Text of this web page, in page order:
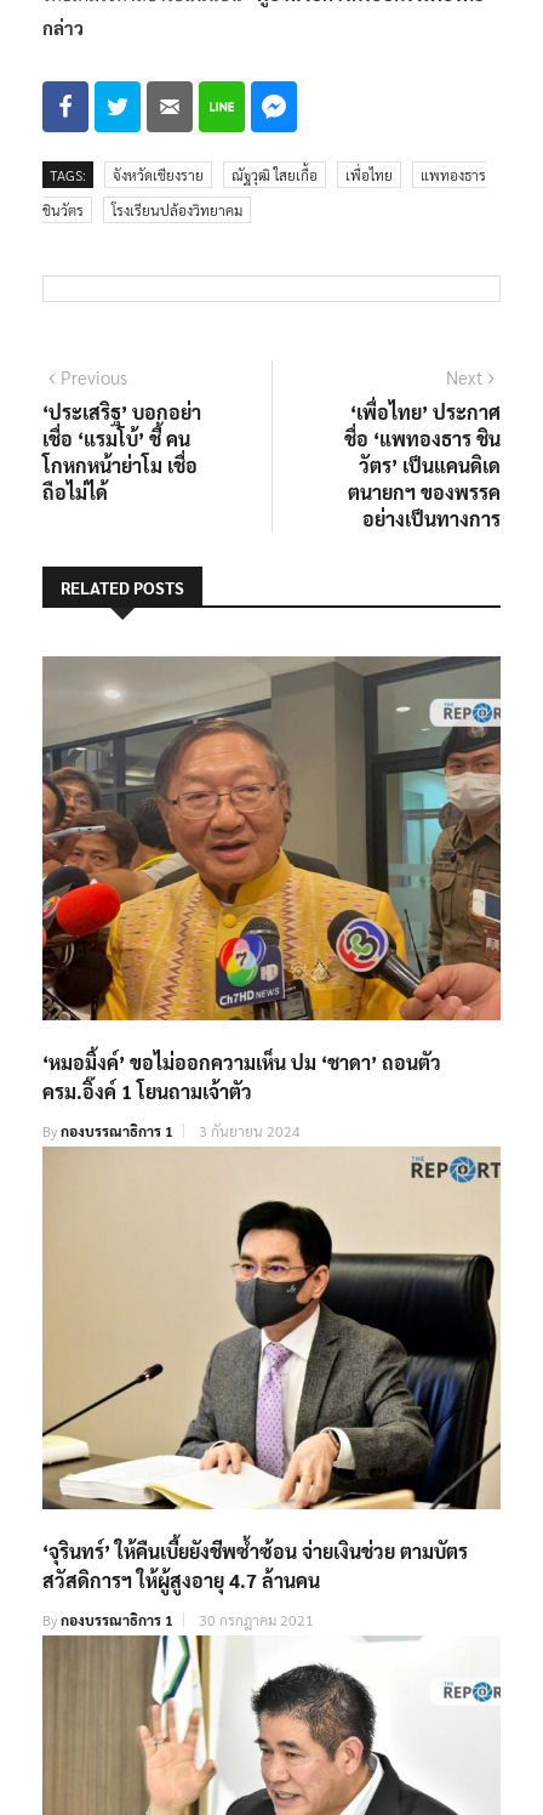
กล่าว
TAGS: จังหวัดเชียงราย ณัฐวุฒิ ใสยเกื้อ เพื่อไทย
แพทองธาร
ชินวัตร
โรงเรียนปล้องวิทยาคม
แนะแนว
เรื่อง
PreviousPrevious
post:
‘ประเสริฐ’ บอกอย่า
เชื่อ ‘แรมโบ้’ ชี้ คน
โกหกหน้าย่าโม เชื่อ
ถือไม่ได้
Next
post:
‘เพื่อไทย’ ประกาศ
ชื่อ ‘แพทองธาร ชิน
วัตร’ เป็นแคนดิเด
ตนายกฯ ของพรรค
อย่างเป็นทางการ
RELATED POSTS
‘หมอมิ้งค์’ ขอไม่ออกความเห็น ปม ‘ชาดา’ ถอนตัว
ครม.อิ๊งค์ 1 โยนถามเจ้าตัว
Byกองบรรณาธิการ 1 3 กันยายน 2024
‘จุรินทร์’ ให้คืนเบี้ยยังชีพซ้ำซ้อน จ่ายเงินช่วย ตามบัตร
สวัสดิการฯ ให้ผู้สูงอายุ 4.7 ล้านคน
Byกองบรรณาธิการ 1 30 กรกฎาคม 2021